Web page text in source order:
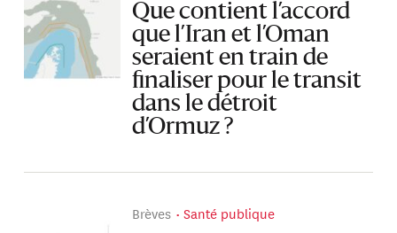
Que contient l’accord
que l’Iran et l’Oman
seraient en train de
finaliser pour le transit
dans le détroit
d’Ormuz ?
Brèves Santé publique